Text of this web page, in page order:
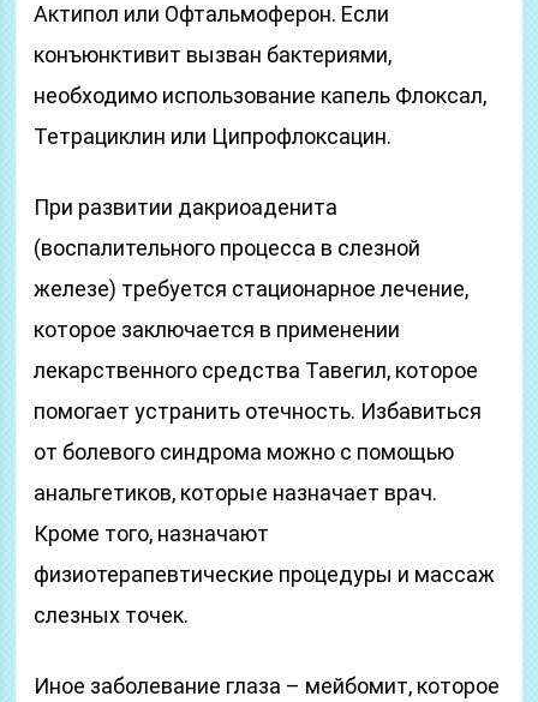
Актипол или Офтальмоферон. Если
конъюнктивит вызван бактериями,
необходимо использование капель Флоксал,
Тетрациклин или Ципрофлоксацин.
При развитии дакриоаденита
(воспалительного процесса в слезной
железе) требуется стационарное лечение,
которое заключается в применении
лекарственного средства Тавегил, которое
помогает устранить отечность. Избавиться
от болевого синдрома можно с помощью
анальгетиков, которые назначает врач.
Кроме того, назначают
физиотерапевтические процедуры и массаж
слезных точек.
Иное заболевание глаза – мейбомит, которое